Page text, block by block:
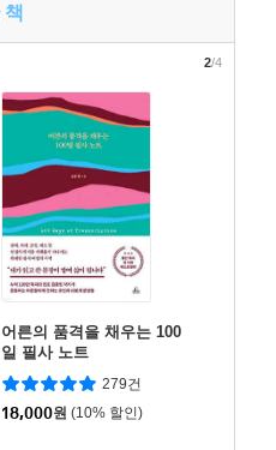
어른의 품격을 채우는 100
일 필사 노트
279건
18,000원 (10% 할인)
2/4